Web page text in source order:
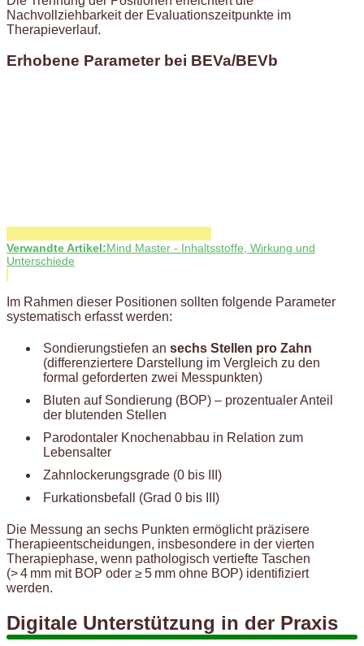
Nachvollziehbarkeit der Evaluationszeitpunkte im
Therapieverlauf.
Erhobene Parameter bei BEVa/BEVb
Verwandte Artikel:Mind Master - Inhaltsstoffe, Wirkung und
Unterschiede
Im Rahmen dieser Positionen sollten folgende Parameter
systematisch erfasst werden:
Sondierungstiefen an sechs Stellen pro Zahn
(differenziertere Darstellung im Vergleich zu den
formal geforderten zwei Messpunkten)
Bluten auf Sondierung (BOP) – prozentualer Anteil
der blutenden Stellen
Parodontaler Knochenabbau in Relation zum
Lebensalter
Zahnlockerungsgrade (0 bis III)
Furkationsbefall (Grad 0 bis III)
Die Messung an sechs Punkten ermöglicht präzisere
Therapieentscheidungen, insbesondere in der vierten
Therapiephase, wenn pathologisch vertiefte Taschen
(> 4 mm mit BOP oder ≥ 5 mm ohne BOP) identifiziert
werden.
Digitale Unterstützung in der Praxis